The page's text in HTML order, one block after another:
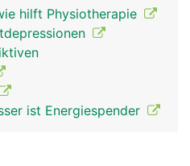
hilft Physiotherapie
ist Energiespender